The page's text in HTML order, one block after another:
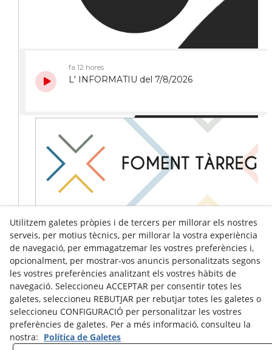
Utilitzem galetes pròpies i de tercers per millorar els nostres
serveis, per motius tècnics, per millorar la vostra experiència
de navegació, per emmagatzemar les vostres preferències i,
opcionalment, per mostrar-vos anuncis personalitzats segons
les vostres preferències analitzant els vostres hàbits de
navegació. Seleccioneu ACCEPTAR per consentir totes les
galetes, seleccioneu REBUTJAR per rebutjar totes les galetes o
seleccioneu CONFIGURACIÓ per personalitzar les vostres
preferències de galetes. Per a més informació, consulteu la
nostra: Política de Galetes